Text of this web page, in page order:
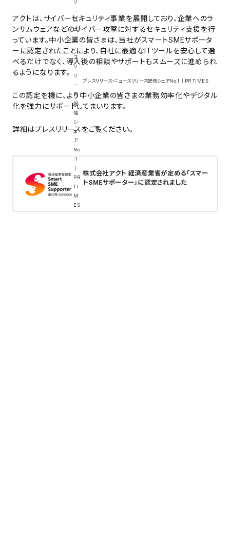
アクトは、サイバーセキュリティ事業を展開しており、企業へのラ
ンサムウェアなどのサイバー攻撃に対するセキュリティ支援を行
っています。中小企業の皆さまは、当社がスマートSMEサポータ
ーに認定されたことにより、自社に最適なITツールを安心して選
べるだけでなく、導入後の相談やサポートもスムーズに進められ
るようになります。
この認定を機に、より中小企業の皆さまの業務効率化やデジタル
化を強力にサポートしてまいります。
詳細はプレスリリースをご覧ください。
株式会社アクト 経済産業省が定める「スマー
トSMEサポーター」に認定されました
プレスリリース・ニュースリリース配信シェアNo.1｜PR TIMES